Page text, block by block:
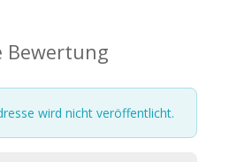
Bewertung
wird nicht veröffentlicht.